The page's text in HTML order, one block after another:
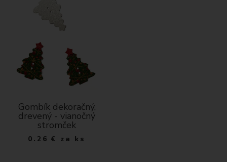
Gombík dekoračný,
drevený - vianočný
stromček
0.26 € za ks